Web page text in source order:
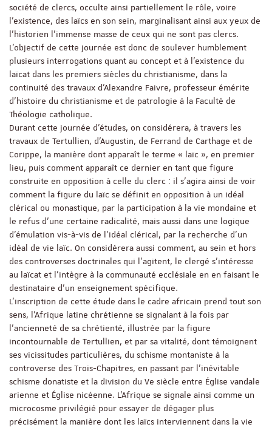
société de clercs, occulte ainsi partiellement le rôle, voire
l'existence, des laïcs en son sein, marginalisant ainsi aux yeux de
l'historien l'immense masse de ceux qui ne sont pas clercs.
L'objectif de cette journée est donc de soulever humblement
plusieurs interrogations quant au concept et à l'existence du
laïcat dans les premiers siècles du christianisme, dans la
continuité des travaux d'Alexandre Faivre, professeur émérite
d'histoire du christianisme et de patrologie à la Faculté de
Théologie catholique.
Durant cette journée d'études, on considérera, à travers les
travaux de Tertullien, d'Augustin, de Ferrand de Carthage et de
Corippe, la manière dont apparaît le terme « laïc », en premier
lieu, puis comment apparaît ce dernier en tant que figure
construite en opposition à celle du clerc : il s'agira ainsi de voir
comment la figure du laïc se définit en opposition à un idéal
clérical ou monastique, par la participation à la vie mondaine et
le refus d'une certaine radicalité, mais aussi dans une logique
d'émulation vis-à-vis de l'idéal clérical, par la recherche d'un
idéal de vie laïc. On considérera aussi comment, au sein et hors
des controverses doctrinales qui l'agitent, le clergé s'intéresse
au laïcat et l'intègre à la communauté ecclésiale en en faisant le
destinataire d'un enseignement spécifique.
L'inscription de cette étude dans le cadre africain prend tout son
sens, l'Afrique latine chrétienne se signalant à la fois par
l'ancienneté de sa chrétienté, illustrée par la figure
incontournable de Tertullien, et par sa vitalité, dont témoignent
ses vicissitudes particulières, du schisme montaniste à la
controverse des Trois-Chapitres, en passant par l'inévitable
schisme donatiste et la division du Ve siècle entre Église vandale
arienne et Église nicéenne. L'Afrique se signale ainsi comme un
microcosme privilégié pour essayer de dégager plus
précisément la manière dont les laïcs interviennent dans la vie